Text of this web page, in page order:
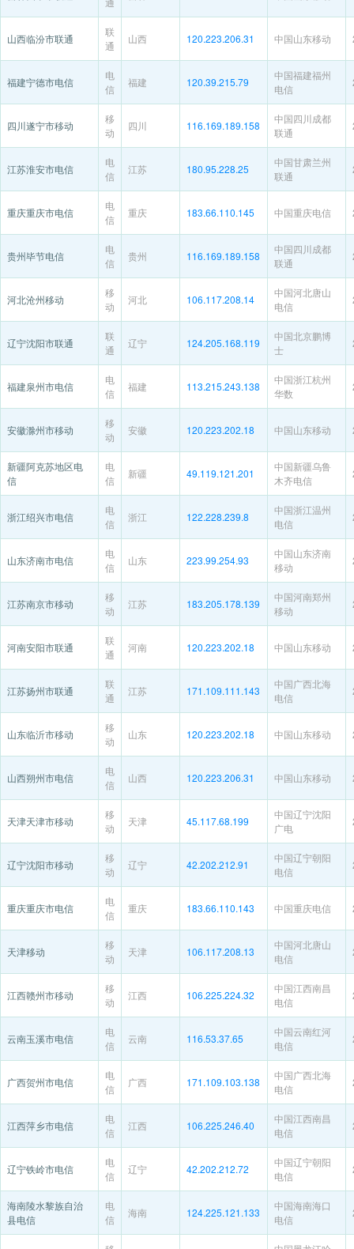
山西临汾市联通
联
通
山西 120.223.206.31 中国山东移动
福建宁德市电信
电
信
福建 120.39.215.79
中国福建福州
电信
四川遂宁市移动
移
动
四川 116.169.189.158
中国四川成都
联通
江苏淮安市电信
电
信
江苏 180.95.228.25
中国甘肃兰州
联通
重庆重庆市电信
电
信
重庆 183.66.110.145 中国重庆电信
贵州毕节电信
电
信
贵州 116.169.189.158
中国四川成都
联通
河北沧州移动
移
动
河北 106.117.208.14
中国河北唐山
电信
辽宁沈阳市联通
联
通
辽宁 124.205.168.119
中国北京鹏博
士
福建泉州市电信
电
信
福建 113.215.243.138
中国浙江杭州
华数
安徽滁州市移动
移
动
安徽 120.223.202.18 中国山东移动
新疆阿克苏地区电
信
电
信
新疆 49.119.121.201
中国新疆乌鲁
木齐电信
浙江绍兴市电信
电
信
浙江 122.228.239.8
中国浙江温州
电信
山东济南市电信
电
信
山东 223.99.254.93
中国山东济南
移动
江苏南京市移动
移
动
江苏 183.205.178.139
中国河南郑州
移动
河南安阳市联通
联
通
河南 120.223.202.18 中国山东移动
江苏扬州市联通
联
通
江苏 171.109.111.143
中国广西北海
电信
山东临沂市移动
移
动
山东 120.223.202.18 中国山东移动
山西朔州市电信
电
信
山西 120.223.206.31 中国山东移动
天津天津市移动
移
动
天津 45.117.68.199
中国辽宁沈阳
广电
辽宁沈阳市移动
移
动
辽宁 42.202.212.91
中国辽宁朝阳
电信
重庆重庆市电信
电
信
重庆 183.66.110.143 中国重庆电信
天津移动
移
动
天津 106.117.208.13
中国河北唐山
电信
江西赣州市移动
移
动
江西 106.225.224.32
中国江西南昌
电信
云南玉溪市电信
电
信
云南 116.53.37.65
中国云南红河
电信
广西贺州市电信
电
信
广西 171.109.103.138
中国广西北海
电信
江西萍乡市电信
电
信
江西 106.225.246.40
中国江西南昌
电信
辽宁铁岭市电信
电
信
辽宁 42.202.212.72
中国辽宁朝阳
电信
海南陵水黎族自治
县电信
电
信
海南 124.225.121.133
中国海南海口
电信